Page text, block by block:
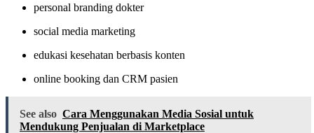
personal branding dokter
social media marketing
edukasi kesehatan berbasis konten
online booking dan CRM pasien
See also Cara Menggunakan Media Sosial untuk
Mendukung Penjualan di Marketplace